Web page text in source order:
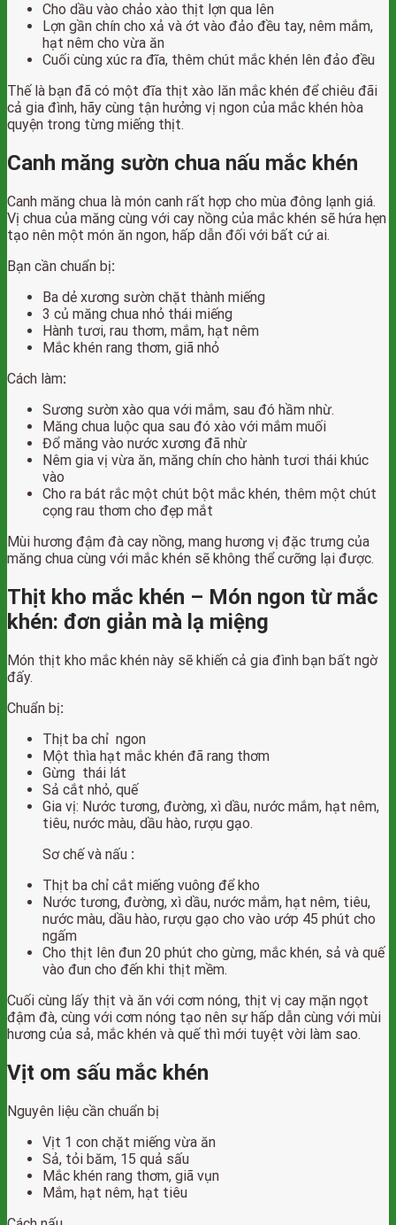
Cho dầu vào chảo xào thịt lợn qua lên
Lợn gần chín cho xả và ớt vào đảo đều tay, nêm mắm,
hạt nêm cho vừa ăn
Cuối cùng xúc ra đĩa, thêm chút mắc khén lên đảo đều
Thế là bạn đã có một đĩa thịt xào lăn mắc khén để chiêu đãi
cả gia đình, hãy cùng tận hưởng vị ngon của mắc khén hòa
quyện trong từng miếng thịt.
Canh măng sườn chua nấu mắc khén
Canh măng chua là món canh rất hợp cho mùa đông lạnh giá.
Vị chua của măng cùng với cay nồng của mắc khén sẽ hứa hẹn
tạo nên một món ăn ngon, hấp dẫn đối với bất cứ ai.
Bạn cần chuẩn bị:
Ba dẻ xương sườn chặt thành miếng
3 củ măng chua nhỏ thái miếng
Hành tươi, rau thơm, mắm, hạt nêm
Mắc khén rang thơm, giã nhỏ
Cách làm:
Sương sườn xào qua với mắm, sau đó hầm nhừ.
Măng chua luộc qua sau đó xào với mắm muối
Đổ măng vào nước xương đã nhừ
Nêm gia vị vừa ăn, măng chín cho hành tươi thái khúc
vào
Cho ra bát rắc một chút bột mắc khén, thêm một chút
cọng rau thơm cho đẹp mắt
Mùi hương đậm đà cay nồng, mang hương vị đặc trưng của
măng chua cùng với mắc khén sẽ không thể cưỡng lại được.
Thịt kho mắc khén – Món ngon từ mắc
khén: đơn giản mà lạ miệng
Món thịt kho mắc khén này sẽ khiến cả gia đình bạn bất ngờ
đấy.
Chuẩn bị:
Thịt ba chỉ ngon
Một thìa hạt mắc khén đã rang thơm
Gừng thái lát
Sả cắt nhỏ, quế
Gia vị: Nước tương, đường, xì dầu, nước mắm, hạt nêm,
tiêu, nước màu, dầu hào, rượu gạo.
Sơ chế và nấu :
Thịt ba chỉ cắt miếng vuông để kho
Nước tương, đường, xì dầu, nước mắm, hạt nêm, tiêu,
nước màu, dầu hào, rượu gạo cho vào ướp 45 phút cho
ngấm
Cho thịt lên đun 20 phút cho gừng, mắc khén, sả và quế
vào đun cho đến khi thịt mềm.
Cuối cùng lấy thịt và ăn với cơm nóng, thịt vị cay mặn ngọt
đậm đà, cùng với cơm nóng tạo nên sự hấp dẫn cùng với mùi
hương của sả, mắc khén và quế thì mới tuyệt vời làm sao.
Vịt om sấu mắc khén
Nguyên liệu cần chuẩn bị
Vịt 1 con chặt miếng vừa ăn
Sả, tỏi băm, 15 quả sấu
Mắc khén rang thơm, giã vụn
Mắm, hạt nêm, hạt tiêu